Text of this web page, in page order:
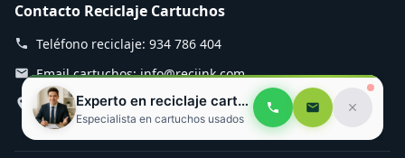
Experto en reciclaje cartuchos
Especialista en cartuchos usados
Contacto Reciclaje Cartuchos
Teléfono reciclaje: 934 786 404
Email cartuchos: info@reciink.com
Planta reciclaje: Mozart 12, Rubí